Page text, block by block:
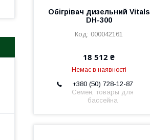
Обігрівач дизельний Vitals
DH-300
000042161
18 512 ₴
Немає в наявності
+380 (50) 728-12-87
Семен, товары для
бассейна